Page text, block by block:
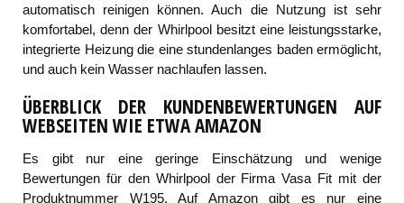
automatisch reinigen können. Auch die Nutzung ist sehr
komfortabel, denn der Whirlpool besitzt eine leistungsstarke,
integrierte Heizung die eine stundenlanges baden ermöglicht,
und auch kein Wasser nachlaufen lassen.
ÜBERBLICK DER KUNDENBEWERTUNGEN AUF
WEBSEITEN WIE ETWA AMAZON
Es gibt nur eine geringe Einschätzung und wenige
Bewertungen für den Whirlpool der Firma Vasa Fit mit der
Produktnummer W195. Auf Amazon gibt es nur eine